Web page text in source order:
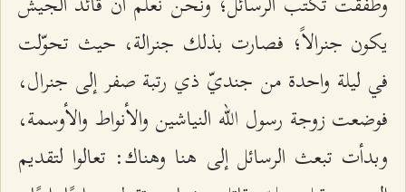
يكون جنرالاً؛ فصارت بذلك جنرالة، حيث تحوّلت
في ليلة واحدة من جنديّ ذي رتبة صفر إلى جنرال،
فوضعت زوجة رسول الله النياشين والأنواط والأوسمة،
وبدأت تبعث الرسائل إلى هنا وهناك: تعالوا لتقديم